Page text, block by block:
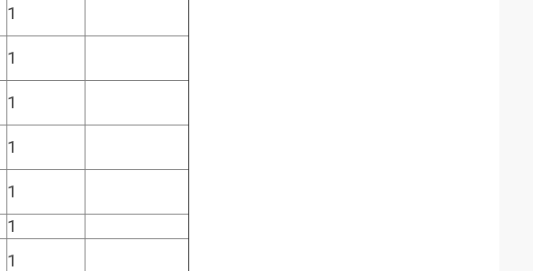
1
1
1
1
1
1
1